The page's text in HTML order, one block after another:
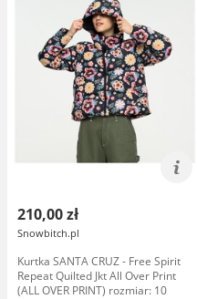
210,00 zł
Snowbitch.pl
Kurtka SANTA CRUZ - Free Spirit
Repeat Quilted Jkt All Over Print
(ALL OVER PRINT) rozmiar: 10